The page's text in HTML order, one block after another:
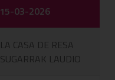
15-03-2026
LA CASA DE RESA
SUGARRAK LAUDIO